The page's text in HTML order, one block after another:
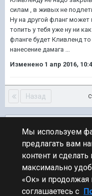
силам , в живых не
Ну на другой фланг
топить у тебя уже ну ни
фланге будет Кливленд
нанесение дамага ...
Изменено 1 апр 2016,
Назад
ПЕРЕЙТИ К СПИСКУ
Обсуждение Мира
Мы используем
предлагать вам
контент и
максимально
«Ок» и продолжая
соглашаетесь с